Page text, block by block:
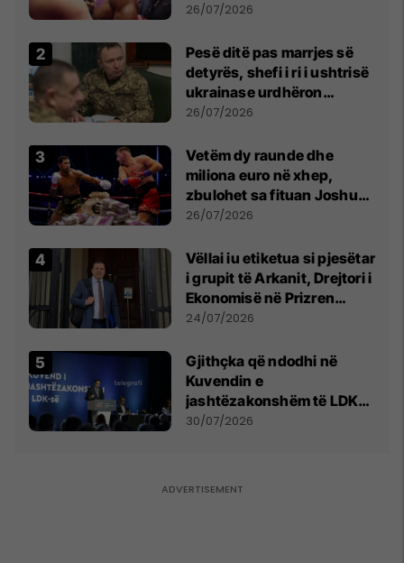
26/07/2026
Pesë ditë pas marrjes së
detyrës, shefi i ri i ushtrisë
ukrainase urdhëron
kontroll të madh
26/07/2026
Vetëm dy raunde dhe
miliona euro në xhep,
zbulohet sa fituan Joshua
e Prenga
26/07/2026
Vëllai iu etiketua si pjesëtar
i grupit të Arkanit, Drejtori i
Ekonomisë në Prizren
mohon pretendimet
24/07/2026
Gjithçka që ndodhi në
Kuvendin e
jashtëzakonshëm të LDK-
së
30/07/2026